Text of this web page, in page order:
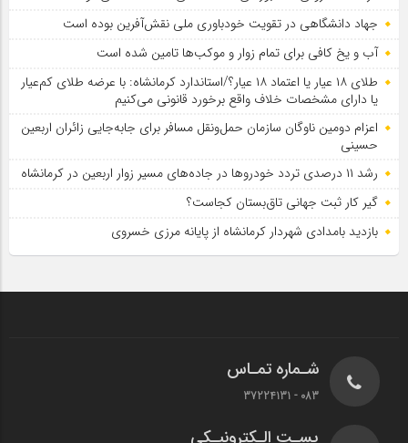
جهاد دانشگاهی در تقویت خودباوری ملی نقش‌آفرین بوده است
آب و یخ کافی برای تمام زوار و موکب‌ها تامین شده است
طلای ۱۸ عیار یا اعتماد ۱۸ عیار؟/استاندارد کرمانشاه: با عرضه طلای کم‌عیار
یا دارای مشخصات خلاف واقع برخورد قانونی می‌کنیم
اعزام دومین ناوگان سازمان حمل‌ونقل مسافر برای جابه‌جایی زائران اربعین
حسینی
رشد ۱۱ درصدی تردد خودروها در جاده‌های مسیر زوار اربعین در کرمانشاه
گیر کار ثبت جهانی تاق‌بستان کجاست؟
بازدید بامدادی شهردار کرمانشاه از پایانه مرزی خسروی
شـماره تمـاس
083 - 37224131